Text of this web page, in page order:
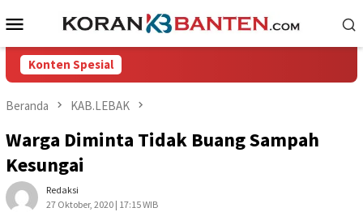
ke
Menu
Mobile
Konten Spesial
Beranda KAB.LEBAK
Warga Diminta Tidak Buang Sampah
Kesungai
Redaksi
27 Oktober, 2020 | 17:15 WIB